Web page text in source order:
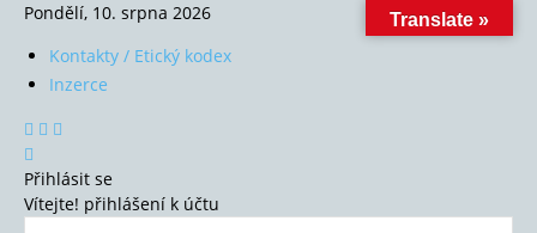
Pondělí, 10. srpna 2026
Kontakty / Etický kodex
Inzerce
Přihlásit se
Vítejte! přihlášení k účtu
Translate »